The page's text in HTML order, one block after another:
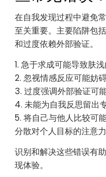
在自我发现过程中避免
至关重要。主要陷阱包
和过度依赖外部验证。
1. 急于求成可能导致肤
2. 忽视情感反应可能妨
3. 过度强调外部验证可
4. 未能为自我反思留出
5. 将自己与他人比较可
分散对个人目标的注意力
识别和解决这些错误有
现体验。